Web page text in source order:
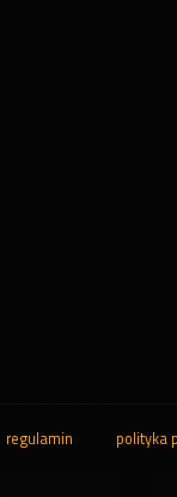
regulamin polityka